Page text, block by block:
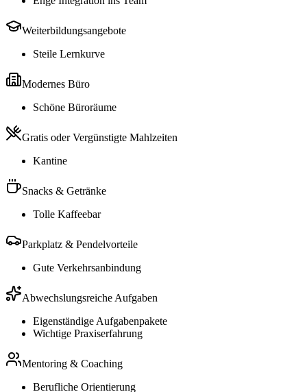
Weiterbildungsangebote
Steile Lernkurve
Modernes Büro
Schöne Büroräume
Gratis oder Vergünstigte Mahlzeiten
Kantine
Snacks & Getränke
Tolle Kaffeebar
Parkplatz & Pendelvorteile
Gute Verkehrsanbindung
Abwechslungsreiche Aufgaben
Eigenständige Aufgabenpakete
Wichtige Praxiserfahrung
Mentoring & Coaching
Berufliche Orientierung